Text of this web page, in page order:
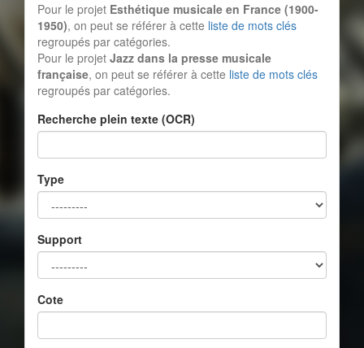
Pour le projet Esthétique musicale en France (1900-
1950), on peut se référer à cette liste de mots clés
regroupés par catégories.
Pour le projet Jazz dans la presse musicale
française, on peut se référer à cette liste de mots clés
regroupés par catégories.
Recherche plein texte (OCR)
Type
Support
Cote